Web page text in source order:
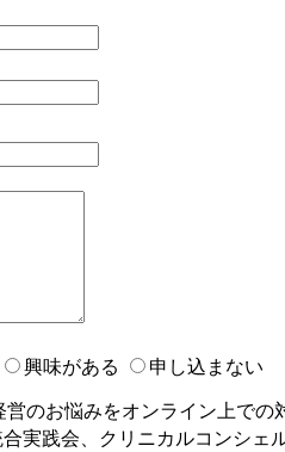
興味がある 申し込まない
営のお悩みをオンライン上での
実践会、クリニカルコンシェ